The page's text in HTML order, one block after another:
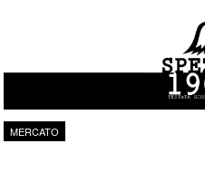
Vai al contenuto
MERCATO